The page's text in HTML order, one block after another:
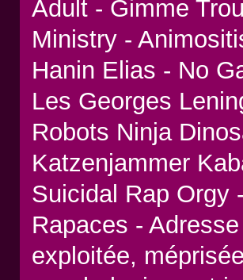
Adult - Gimme
Ministry -
Hanin Elias - No
Les Georges
Robots Ninja
Katzenjammer
Suicidal Rap Orgy
Rapaces -
exploitée,